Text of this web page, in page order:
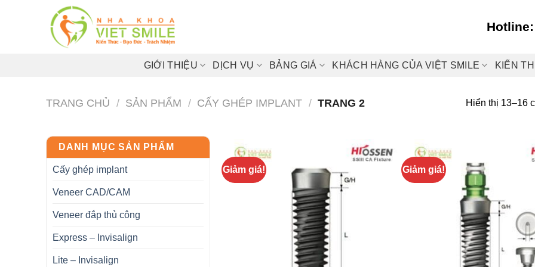
GIỚI THIỆU DỊCH VỤ BẢNG GIÁ KHÁCH HÀNG CỦA VIỆT SMILE KIẾN
TRANG CHỦ / SẢN PHẨM / CẤY GHÉP IMPLANT / TRANG 2 Hiển thị 13–16
DANH MỤC SẢN PHẨM
Cấy ghép implant
Veneer CAD/CAM
Veneer đắp thủ công
Express – Invisalign
Lite – Invisalign
Giảm giá! Giảm giá!